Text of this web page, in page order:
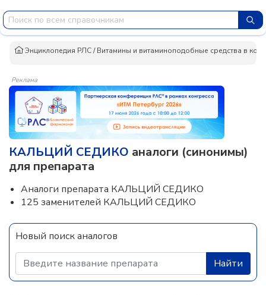
Энциклопедия РЛС/Витамины и витаминоподобные средства в
Реклама
КАЛЬЦИЙ СЕДИКО аналоги (синонимы)
для препарата
Аналоги препарата КАЛЬЦИЙ СЕДИКО
125 заменителей КАЛЬЦИЙ СЕДИКО
Новый поиск аналогов
Найти